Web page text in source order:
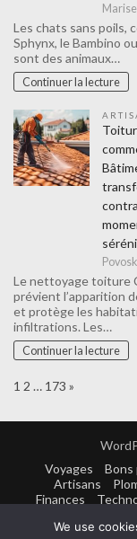
Marise
Les chats sans poils,
Sphynx, le Bambino
sont des animaux…
Continuer la lecture
Le nettoyage toiture
prévient l’apparition
et protège les
infiltrations. Les…
Continuer la lecture
Page:
1 2 … 173 Next
»
Voyages
Bons
Artisans
Finances
Marketing
We use